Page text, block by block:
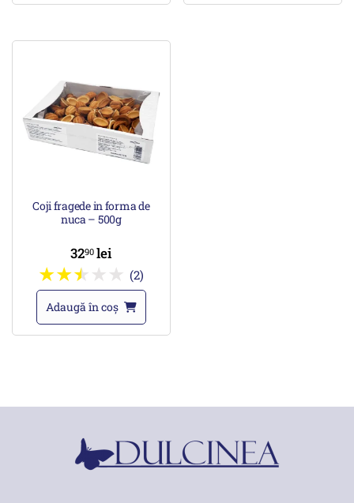
Coji fragede in forma de
nuca – 500g
3290lei
(2)
Adaugă în coș